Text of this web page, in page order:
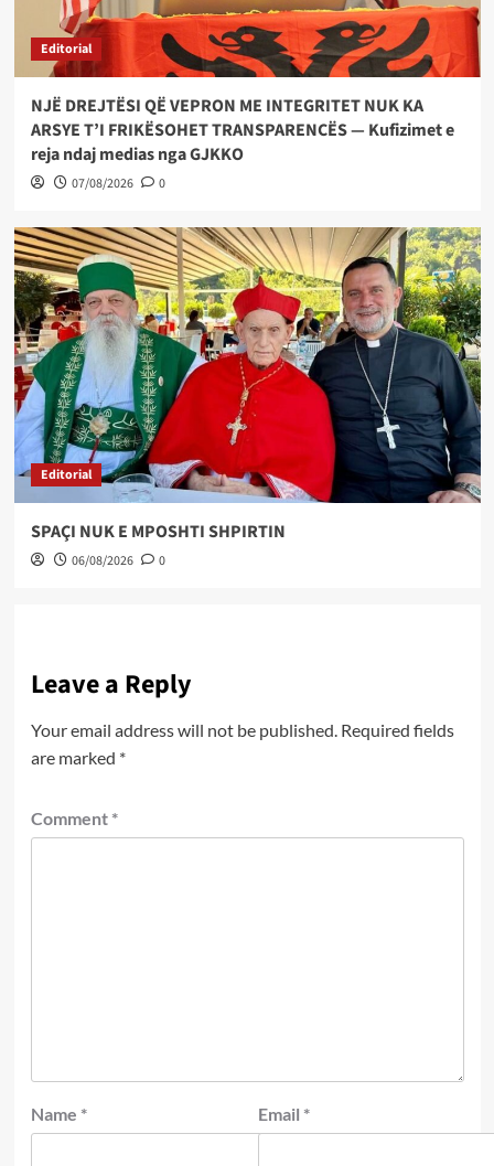
Editorial
NJË DREJTËSI QË VEPRON ME INTEGRITET NUK KA
ARSYE T’I FRIKËSOHET TRANSPARENCËS — Kufizimet e
reja ndaj medias nga GJKKO
07/08/2026 0
Editorial
SPAÇI NUK E MPOSHTI SHPIRTIN
06/08/2026 0
Leave a Reply
Your email address will not be published. Required fields
are marked *
Comment *
Name * Email *